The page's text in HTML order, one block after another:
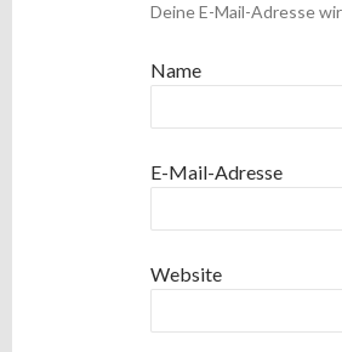
Deine E-Mail-Adresse
Name
E-Mail-Adresse
Website